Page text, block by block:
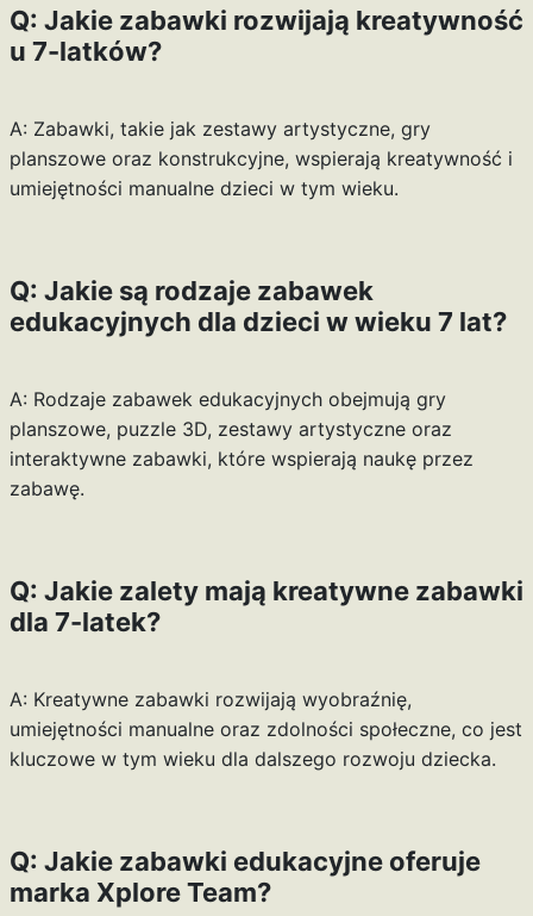
Q: Jakie zabawki rozwijają kreatywność
u 7-latków?
A: Zabawki, takie jak zestawy artystyczne, gry
planszowe oraz konstrukcyjne, wspierają kreatywność i
umiejętności manualne dzieci w tym wieku.
Q: Jakie są rodzaje zabawek
edukacyjnych dla dzieci w wieku 7 lat?
A: Rodzaje zabawek edukacyjnych obejmują gry
planszowe, puzzle 3D, zestawy artystyczne oraz
interaktywne zabawki, które wspierają naukę przez
zabawę.
Q: Jakie zalety mają kreatywne zabawki
dla 7-latek?
A: Kreatywne zabawki rozwijają wyobraźnię,
umiejętności manualne oraz zdolności społeczne, co jest
kluczowe w tym wieku dla dalszego rozwoju dziecka.
Q: Jakie zabawki edukacyjne oferuje
marka Xplore Team?